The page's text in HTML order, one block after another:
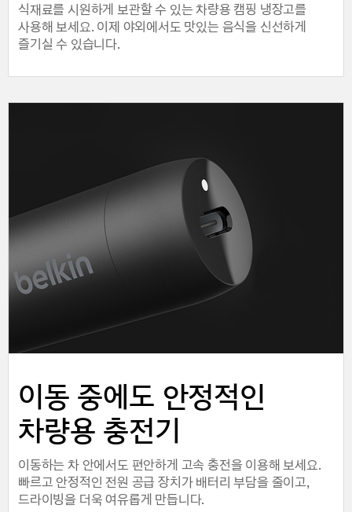
식재료를 시원하게 보관할 수 있는 차량용 캠핑 냉장고를
사용해 보세요. 이제 야외에서도 맛있는 음식을 신선하게
즐기실 수 있습니다.
이동 중에도 안정적인
차량용 충전기
이동하는 차 안에서도 편안하게 고속 충전을 이용해 보세요.
빠르고 안정적인 전원 공급 장치가 배터리 부담을 줄이고,
드라이빙을 더욱 여유롭게 만듭니다.